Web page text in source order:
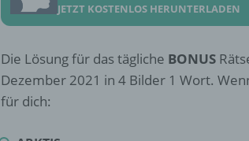
JETZT KOSTENLOS HERUNTERLADEN
Die Lösung für das tägliche BONUS
Dezember 2021 in 4 Bilder 1 Wort.
für dich: